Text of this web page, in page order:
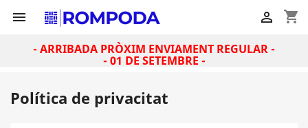
 shopping_cart

- ARRIBADA PRÒXIM ENVIAMENT REGULAR -
- 01 DE SETEMBRE -
Política de privacitat